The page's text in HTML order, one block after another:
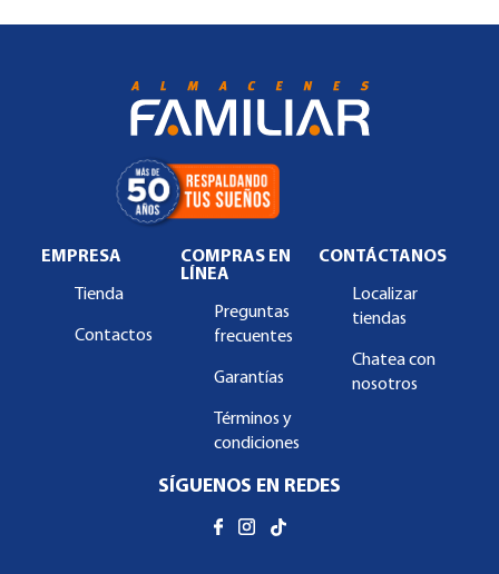
EMPRESA
Tienda
Contactos
COMPRAS EN
LÍNEA
Preguntas
frecuentes
Garantías
Términos y
condiciones
CONTÁCTANOS
Localizar
tiendas
Chatea con
nosotros
SÍGUENOS EN REDES